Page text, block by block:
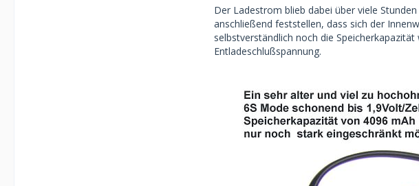
Der Ladestrom blieb dabei über viele
anschließend feststellen, dass sich der
selbstverständlich noch die
Entladeschlußspannung.